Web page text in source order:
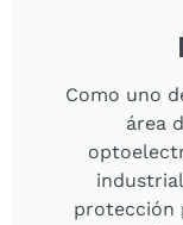
Como uno
área
protección